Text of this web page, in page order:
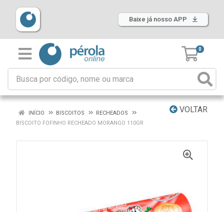
Baixe já nosso APP
0
VOLTAR
INÍCIO BISCOITOS
RECHEADOS
BISCOITO FOFINHO RECHEADO MORANGO 110GR